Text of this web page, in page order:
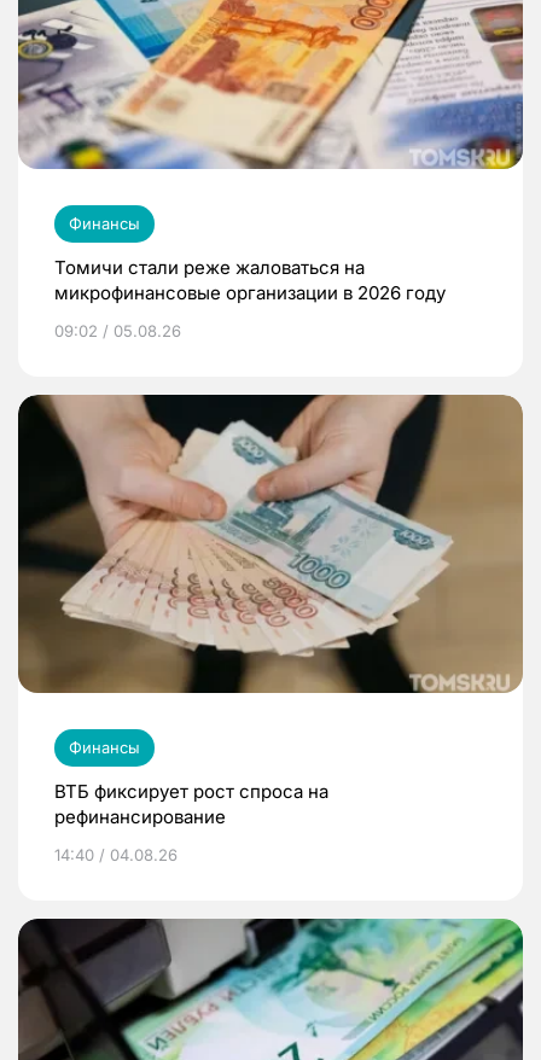
Финансы
Томичи стали реже жаловаться на
микрофинансовые организации в 2026 году
09:02 / 05.08.26
Финансы
ВТБ фиксирует рост спроса на
рефинансирование
14:40 / 04.08.26